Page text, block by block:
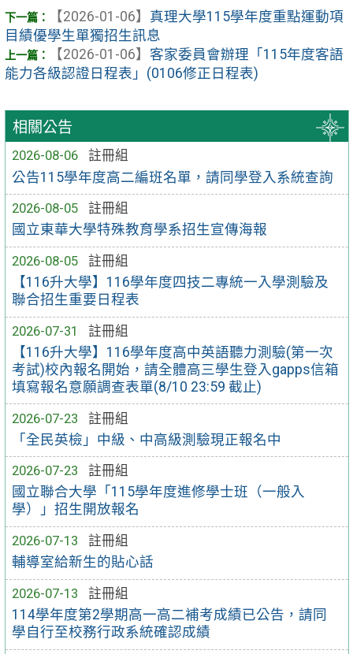
相關公告
2026-08-06
註冊組
公告115學年度高二編班名單，請同學登入系統查詢
2026-08-05
註冊組
國立東華大學特殊教育學系招生宣傳海報
2026-08-05
註冊組
【116升大學】116學年度四技二專統一入學測驗及
聯合招生重要日程表
2026-07-31
註冊組
【116升大學】116學年度高中英語聽力測驗(第一次
考試)校內報名開始，請全體高三學生登入gapps信箱
填寫報名意願調查表單(8/10 23:59 截止)
2026-07-23
註冊組
「全民英檢」中級、中高級測驗現正報名中
2026-07-23
註冊組
國立聯合大學「115學年度進修學士班（一般入
學）」招生開放報名
2026-07-13
註冊組
輔導室給新生的貼心話
2026-07-13
註冊組
114學年度第2學期高一高二補考成績已公告，請同
學自行至校務行政系統確認成績
【2026-01-06】 真理大學115學年度重點運動項
目績優學生單獨招生訊息
【2026-01-06】 客家委員會辦理「115年度客語
能力各級認證日程表」(0106修正日程表)